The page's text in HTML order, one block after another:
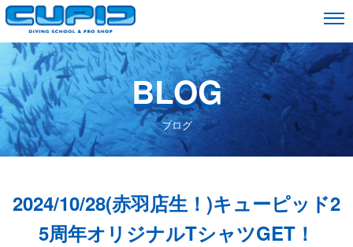
BLOG
ブログ
2024/10/28(赤羽店生！)キューピッド2
5周年オリジナルTシャツGET！